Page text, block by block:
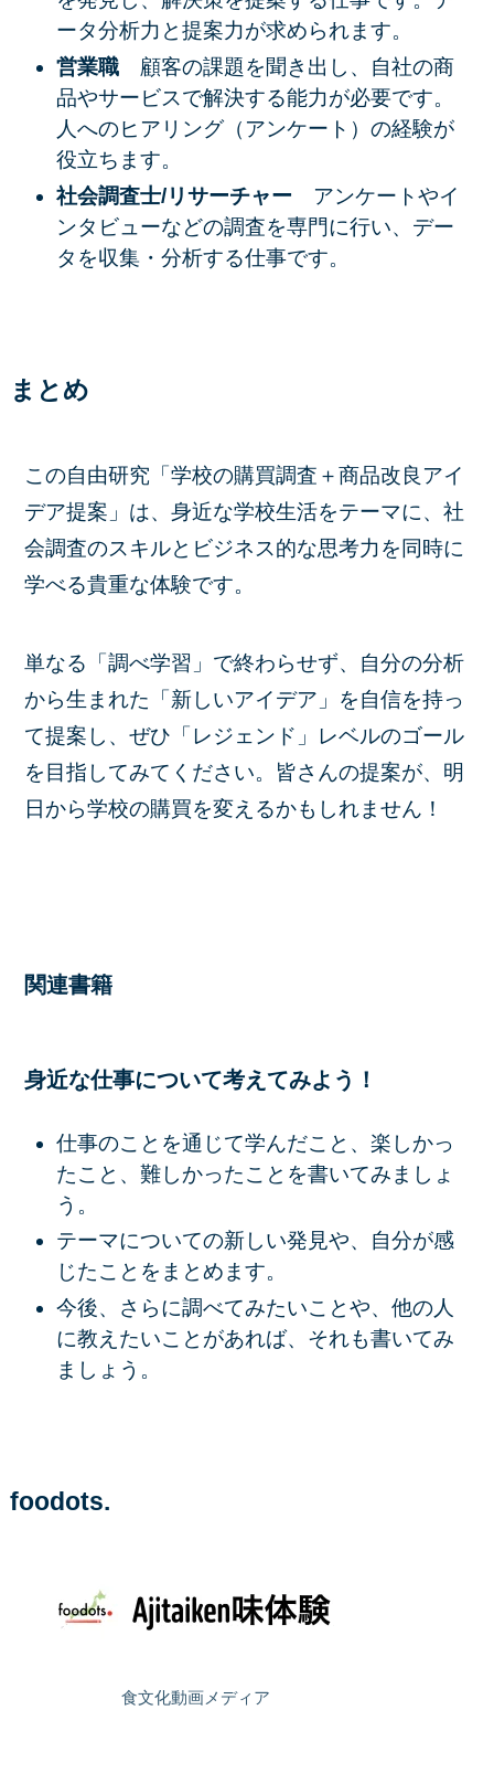
ータ分析力と提案力が求められます。
営業職 顧客の課題を聞き出し、自社の商
品やサービスで解決する能力が必要です。
人へのヒアリング（アンケート）の経験が
役立ちます。
社会調査士/リサーチャー
アンケートやイ
ンタビューなどの調査を専門に行い、デー
タを収集・分析する仕事です。
まとめ
この自由研究「学校の購買調査＋商品改良アイ
デア提案」は、身近な学校生活をテーマに、社
会調査のスキルとビジネス的な思考力を同時に
学べる貴重な体験です。
単なる「調べ学習」で終わらせず、自分の分析
から生まれた「新しいアイデア」を自信を持っ
て提案し、ぜひ 「レジェンド」レベルのゴール
を目指してみてください。皆さんの提案が、明
日から学校の購買を変えるかもしれません！
関連書籍
身近な仕事について考えてみよう！
仕事のことを通じて学んだこと、楽しかっ
たこと、難しかったことを書いてみましょ
う。
テーマについての新しい発見や、自分が感
じたことをまとめます。
今後、さらに調べてみたいことや、他の人
に教えたいことがあれば、それも書いてみ
ましょう。
foodots.
食文化動画メディア